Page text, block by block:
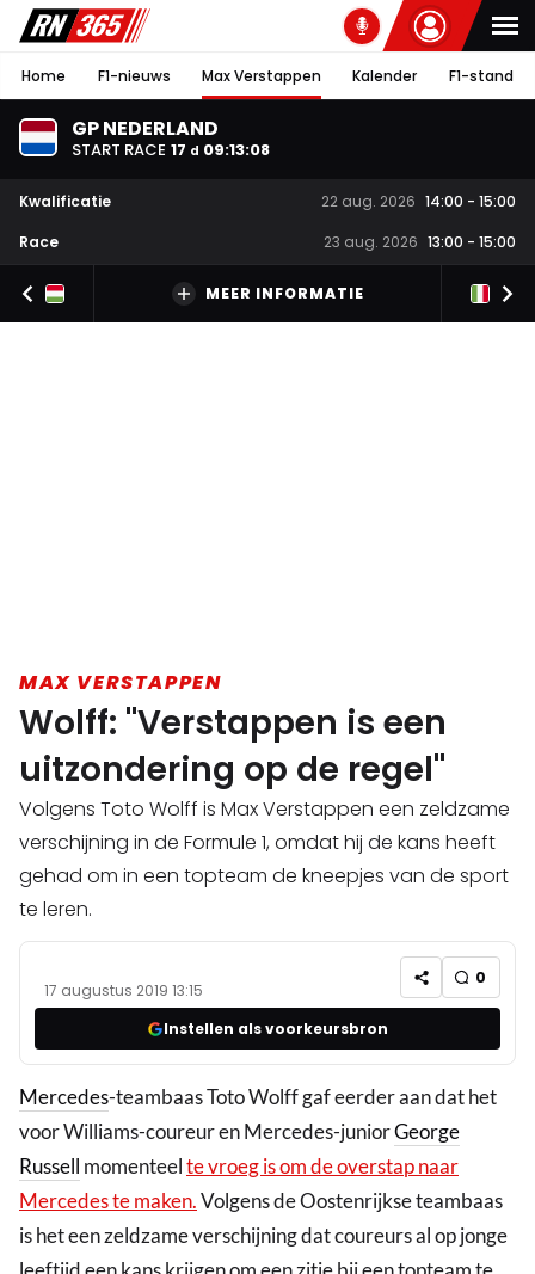
Home F1-nieuws Max Verstappen Kalender F1-stand
GP NEDERLAND
START RACE 17 d 09:13:07
Kwalificatie 22 aug. 2026 14:00 - 15:00
Race
23 aug. 2026 13:00 - 15:00
MEER INFORMATIE
MAX VERSTAPPEN
Wolff: "Verstappen is een
uitzondering op de regel"
Volgens Toto Wolff is Max Verstappen een zeldzame
verschijning in de Formule 1, omdat hij de kans heeft
gehad om in een topteam de kneepjes van de sport
te leren.
17 augustus 2019 13:15
0
Instellen als voorkeursbron
Mercedes-teambaas Toto Wolff gaf eerder aan dat het
voor Williams-coureur en Mercedes-juniorGeorge
Russell momenteelte vroeg is om de overstap naar
Mercedes te maken.Volgens de Oostenrijkse teambaas
is het een zeldzame verschijning dat coureurs al op jonge